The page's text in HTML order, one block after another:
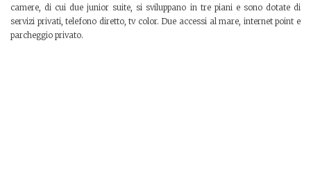
camere, di cui due junior suite, si sviluppano in tre piani e sono dotate di
servizi privati, telefono diretto, tv color. Due accessi al mare, internet point e
parcheggio privato.